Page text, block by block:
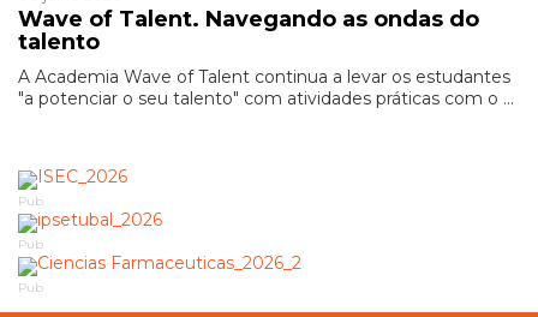
Wave of Talent. Navegando as ondas do
talento
A Academia Wave of Talent continua a levar os estudantes
"a potenciar o seu talento" com atividades práticas com o ...
Pub
Pub
Pub